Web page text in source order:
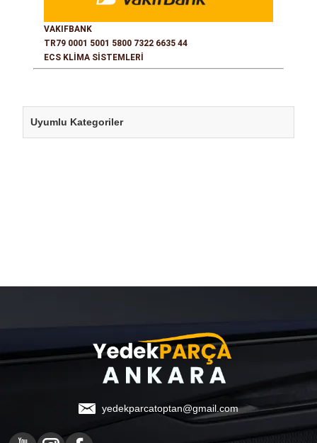
VAKIFBANK
TR79 0001 5001 5800 7322 6635 44
ECS KLİMA SİSTEMLERİ
Uyumlu Kategoriler
yedekparcatoptan@gmail.com